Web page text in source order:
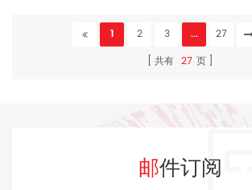
1 2 3 ...
27
共有 27 页
邮件订阅